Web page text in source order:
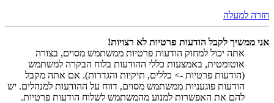
חזרה למעלה
אני ממשיך לקבל הודעות פרטיות לא רצויות!
אתה יכול למחוק הודעות פרטיות ממשתמש מסוים, בצורה
אוטומטית, באמצעות כללי ההודעות בלוח הבקרה למשתמש
(הודעות פרטיות -> כללים, תיקיות והגדרות). אם אתה מקבל
הודעות פוגעניות ממשתמש מסוים, דווח על ההודעות למנהלים. יש
להם את האפשרות למנוע מהמשתמש לשלוח הודעות פרטיות.